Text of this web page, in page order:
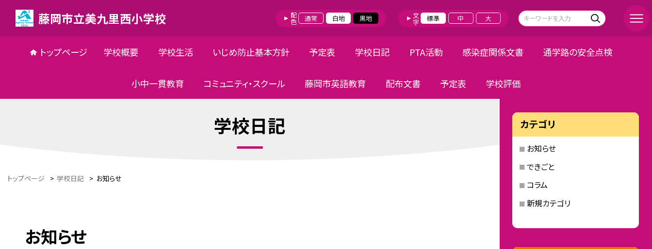
藤岡市立美九里西小学校 配色 通常 白地 黒地 文字 標準 中 大
トップページ 学校概要 学校生活 いじめ防止基本方針 予定表 学校日記 PTA活動 感染症関係文書 通学路の安全点検
小中一貫教育 コミュニティ・スクール 藤岡市英語教育 配布文書 予定表 学校評価
学校日記
トップページ > 学校日記 > お知らせ
お知らせ
カテゴリ
お知らせ
できごと
コラム
新規カテゴリ